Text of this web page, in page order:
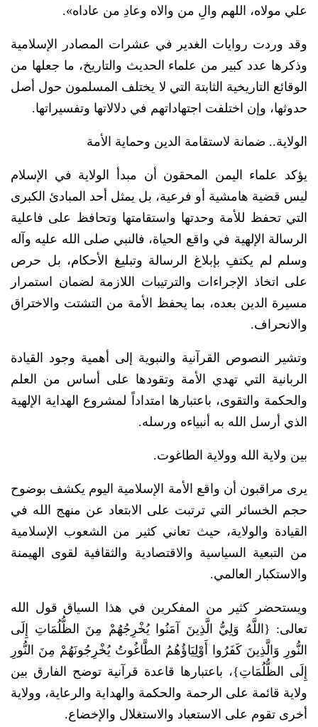
علي مولاه، اللهم والِ من والاه وعادِ من عاداه».
وقد وردت روايات الغدير في عشرات المصادر الإسلامية
وذكرها عدد كبير من علماء الحديث والتاريخ، ما جعلها من
الوقائع التاريخية الثابتة التي لا يختلف المسلمون حول أصل
حدوثها، وإن اختلفت اجتهاداتهم في دلالاتها وتفسيراتها.
الولاية.. ضمانة لاستقامة الدين وحماية الأمة
يؤكد علماء اليمن المحقون أن مبدأ الولاية في الإسلام
ليس قضية هامشية أو فرعية، بل يمثل أحد المبادئ الكبرى
التي تحفظ للأمة وحدتها واستقامتها وتحافظ على فاعلية
الرسالة الإلهية في واقع الحياة، فالنبي صلى الله عليه وآله
وسلم لم يكتفِ بإبلاغ الرسالة وتبليغ الأحكام، بل حرص
على اتخاذ الإجراءات والترتيبات اللازمة لضمان استمرار
مسيرة الدين بعده، بما يحفظ الأمة من التشتت والاختراق
والانحراف.
وتشير النصوص القرآنية والنبوية إلى أهمية وجود القيادة
الربانية التي تهدي الأمة وتقودها على أساس من العلم
والحكمة والتقوى، باعتبارها امتداداً لمشروع الهداية الإلهية
الذي أرسل الله به أنبياءه ورسله.
بين ولاية الله وولاية الطاغوت.
يرى مراقبون أن واقع الأمة الإسلامية اليوم يكشف بوضوح
حجم الخسائر التي ترتبت على الابتعاد عن منهج الله في
القيادة والولاية، حيث تعاني كثير من الشعوب الإسلامية
من التبعية السياسية والاقتصادية والثقافية لقوى الهيمنة
والاستكبار العالمي.
ويستحضر كثير من المفكرين في هذا السياق قول الله
تعالى: {اللَّهُ وَلِيُّ الَّذِينَ آمَنُوا يُخْرِجُهُمْ مِنَ الظُّلُمَاتِ إِلَى
النُّورِ وَالَّذِينَ كَفَرُوا أَوْلِيَاؤُهُمُ الطَّاغُوتُ يُخْرِجُونَهُمْ مِنَ النُّورِ
إِلَى الظُّلُمَاتِ}، باعتبارها قاعدة قرآنية توضح الفارق بين
ولاية قائمة على الرحمة والحكمة والهداية والرعاية، وولاية
أخرى تقوم على الاستعباد والاستغلال والإخضاع.